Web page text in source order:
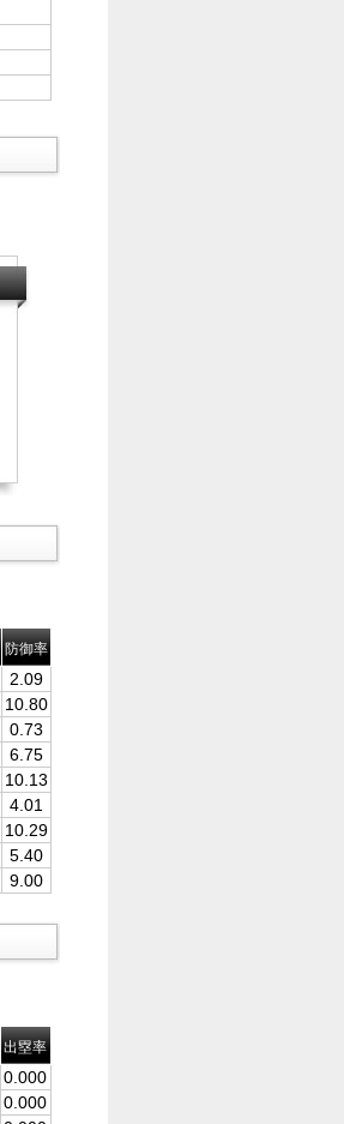
防御率
2.09
10.80
0.73
6.75
10.13
4.01
10.29
5.40
9.00
出塁率
0.000
0.000